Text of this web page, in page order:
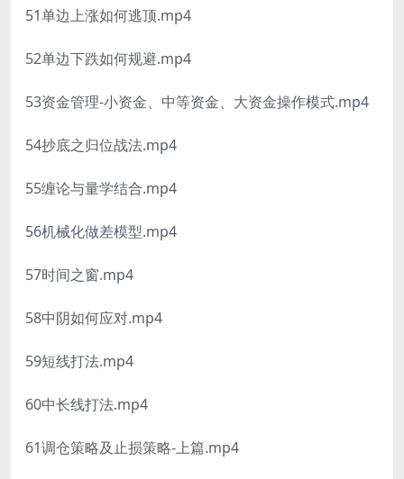
51单边上涨如何逃顶.mp4
52单边下跌如何规避.mp4
53资金管理-小资金、中等资金、大资金操作模式.mp4
54抄底之归位战法.mp4
55缠论与量学结合.mp4
56机械化做差模型.mp4
57时间之窗.mp4
58中阴如何应对.mp4
59短线打法.mp4
60中长线打法.mp4
61调仓策略及止损策略-上篇.mp4